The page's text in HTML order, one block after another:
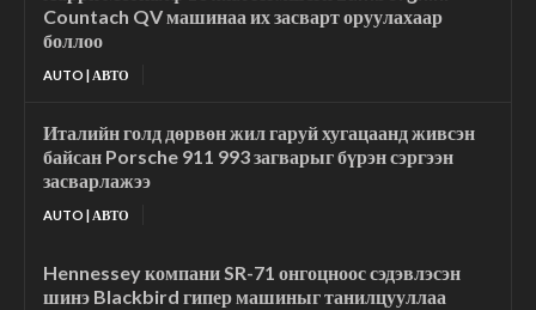
Countach QV машинаа их засварт оруулахаар
боллоо
AUTO | АВТО
Италийн голд дөрвөн жил гаруй хугацаанд живсэн
байсан Porsche 911 993 загварыг бүрэн сэргээн
засварлажээ
AUTO | АВТО
Hennessey компани SR-71 онгоцноос сэдэвлэсэн
шинэ Blackbird гипер машиныг танилцууллаа